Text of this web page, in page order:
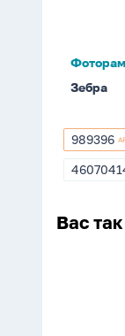
Зебра
989396
989396
Вас